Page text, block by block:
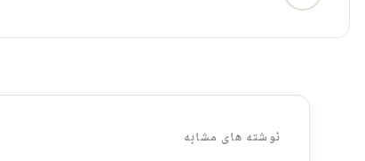
نوشته های مشابه